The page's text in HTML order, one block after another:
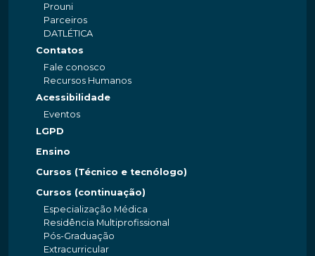
Prouni
Parceiros
DATLÉTICA
Contatos
Fale conosco
Recursos Humanos
Acessibilidade
Eventos
LGPD
Ensino
Cursos (Técnico e tecnólogo)
Cursos (continuação)
Especialização Médica
Residência Multiprofissional
Pós-Graduação
Extracurricular